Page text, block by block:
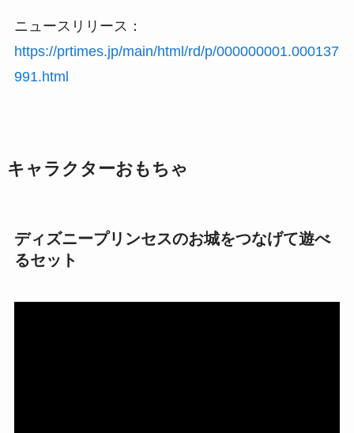
ニュースリリース：
https://prtimes.jp/main/html/rd/p/000000001.000137
991.html
キャラクターおもちゃ
ディズニープリンセスのお城をつなげて遊べ
るセット